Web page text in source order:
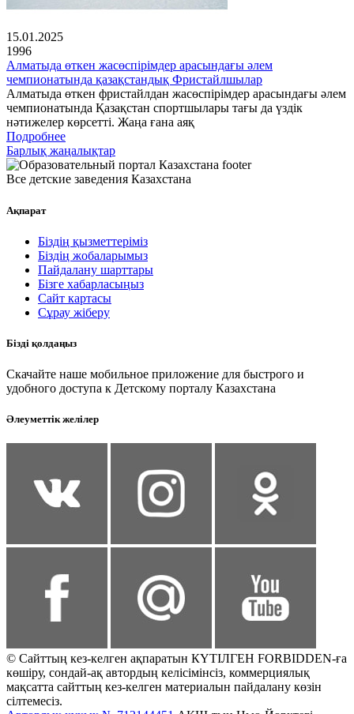
15.01.2025
1996
Алматыда өткен жасөспірімдер арасындағы әлем
чемпионатында қазақстандық Фристайлшылар
Алматыда өткен фристайлдан жасөспірімдер арасындағы әлем
чемпионатында Қазақстан спортшылары тағы да үздік
нәтижелер көрсетті. Жаңа ғана аяқ
Подробнее
Барлық жаңалықтар
Все детские заведения Казахстана
Ақпарат
Біздің қызметтеріміз
Біздің жобаларымыз
Пайдалану шарттары
Бізге хабарласыңыз
Сайт картасы
Сұрау жіберу
Бізді қолдаңыз
Скачайте наше мобильное приложение для быстрого и
удобного доступа к Детскому порталу Казахстана
Әлеуметтік желілер
© Сайттың кез-келген ақпаратын КҮТІЛГЕН FORBIDDEN-ға
көшіру, сондай-ақ автордың келісімінсіз, коммерциялық
мақсатта сайттың кез-келген материалын пайдалану көзін
сілтемесіз.